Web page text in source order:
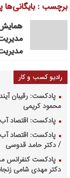
برچسب : بایگانی‌ها
ایران
همایش
مدیریت
رادیو کسب و کار
پادکست: رقیبان
محمود کریمی
پادکست: اقتصاد
پادکست: اقتصاد آب
/ دکتر حامد قدوسی
پادکست کنفرانس
دکتر مهدی شامی